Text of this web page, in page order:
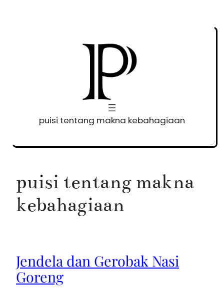
puisi tentang makna kebahagiaan
puisi tentang makna
kebahagiaan
Jendela dan Gerobak Nasi
Goreng